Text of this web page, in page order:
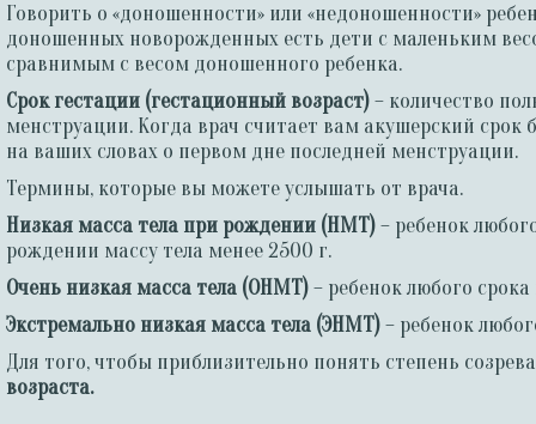
Говорить о «доношенности» или «недоношенности»
доношенных новорожденных есть дети с маленьким
сравнимым с весом доношенного ребенка.
Срок гестации (гестационный возраст)– количество
менструации. Когда врач считает вам акушерский срок
на ваших словах о первом дне последней менструации.
Термины, которые вы можете услышать от врача.
Низкая масса тела при рождении (НМТ)– ребенок
рождении массу тела менее 2500 г.
Очень низкая масса тела (ОНМТ)– ребенок любого
Экстремально низкая масса тела (ЭНМТ)– ребенок
Для того, чтобы приблизительно понять степень
возраста.